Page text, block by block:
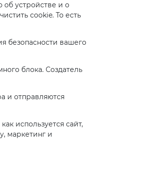
устройстве и о
cookie. То есть
безопасности вашего
блока. Создатель
и отправляются
используется сайт,
маркетинг и